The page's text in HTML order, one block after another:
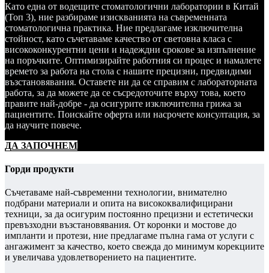
Като една от водещите стоматологични лаборатории в Китай
(Топ 3), ние разбираме изискванията на съвременната
стоматологична практика. Ние предлагаме изключителна
стойност, като съчетаваме качество от световна класа с
висококонкурентни цени и надеждни срокове за изпълнение
на поръчките. Оптимизирайте работния си процес и намалете
времето за работа на стола с нашите прецизни, предвидими
възстановявания. Оставете ни да се справим с лабораторната
работа, за да можете да се съсредоточите върху това, което
правите най-добре - да осигурите изключителна грижа за
пациентите. Поискайте оферта или насрочете консултация, за
да научите повече.
ДА ЗАПОЧНЕМ
Горди продукти
Съчетаваме най-съвременни технологии, внимателно
подбрани материали и опита на висококвалифицирани
техници, за да осигурим постоянно прецизни и естетически
превъзходни възстановявания. От коронки и мостове до
импланти и протези, ние предлагаме пълна гама от услуги с
ангажимент за качество, което свежда до минимум корекциите
и увеличава удовлетворението на пациентите.